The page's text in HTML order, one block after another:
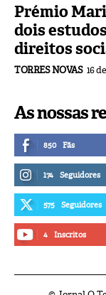
Prémio
dois
direitos
TORRES NOVAS 16
As nossas
850 Fãs
174 Seguidores
575 Seguidores
4 Inscritos